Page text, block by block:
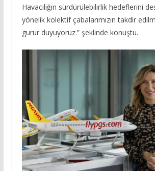
Havacılığın sürdürülebilirlik hedeflerini
yönelik kolektif çabalarımızın takdir
gurur duyuyoruz.” şeklinde konuştu.